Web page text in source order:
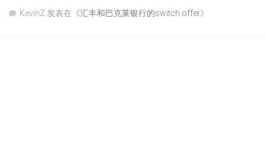
KevinZ 发表在《汇丰和巴克莱银行的switch offer》